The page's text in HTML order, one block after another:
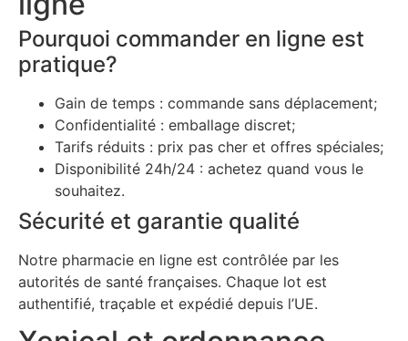
Pourquoi commander en ligne est
pratique?
Gain de temps : commande sans déplacement;
Confidentialité : emballage discret;
Tarifs réduits : prix pas cher et offres spéciales;
Disponibilité 24h/24 : achetez quand vous le
souhaitez.
Sécurité et garantie qualité
Notre pharmacie en ligne est contrôlée par les
autorités de santé françaises. Chaque lot est
authentifié, traçable et expédié depuis l’UE.